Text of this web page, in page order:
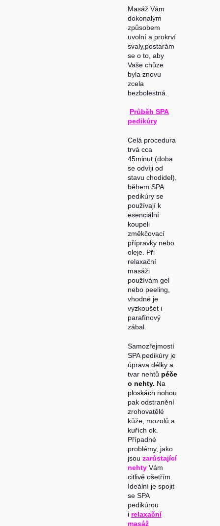
Masáž Vám
dokonalým
způsobem
uvolní a prokrví
svaly,postarám
se o to, aby
Vaše chůze
byla znovu
zcela
bezbolestná.
Průběh SPA
pedikúry
Celá procedura
trvá cca
45minut (doba
se odvíji od
stavu chodidel),
během SPA
pedikúry se
používají k
esenciální
koupeli
změkčovací
přípravky nebo
oleje. Při
relaxační
masáži
používám gel
nebo peeling,
vhodné je
vyzkoušet i
parafínový
zábal.
Samozřejmostí
SPA pedikúry je
úprava délky a
tvar nehtů péče
o nehty. Na
ploskách nohou
pak odstranění
zrohovatělé
kůže, mozolů a
kuřích ok.
Případné
problémy, jako
jsou zarůstající
nehty Vám
citlivě ošetřím.
Ideální je spojit
se SPA
pedikúrou
i relaxační
masáž